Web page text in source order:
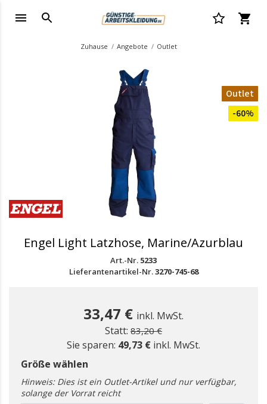
Zuhause Angebote Outlet
Outlet
-60%
Engel Light Latzhose, Marine/Azurblau
Art.-Nr. 5233
Lieferantenartikel-Nr.3270-745-68
33,47 € inkl. MwSt.
Statt: Preis reduziert ab
83,20 €zu
Sie sparen: 49,73 € inkl. MwSt.
Größe wählen
Hinweis: Dies ist ein Outlet-Artikel und nur verfügbar,
solange der Vorrat reicht